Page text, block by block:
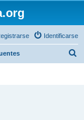
Identificarse